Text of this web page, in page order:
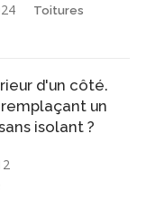
Toitures
d'un côté.
un
isolant ?